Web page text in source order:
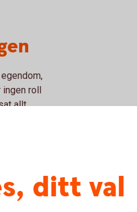
ingen roll
allt
gifta dig
in i ettditt val